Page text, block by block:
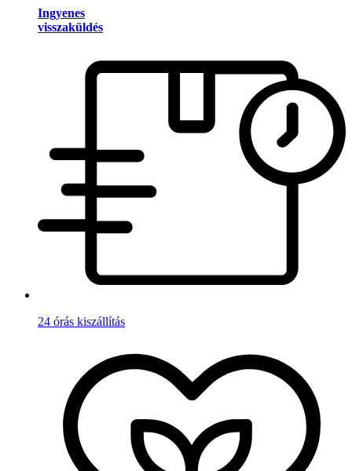
Ingyenes
visszaküldés
24 órás kiszállítás